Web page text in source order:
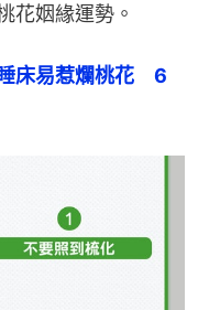
花姻緣運勢。
床易惹爛桃花　6